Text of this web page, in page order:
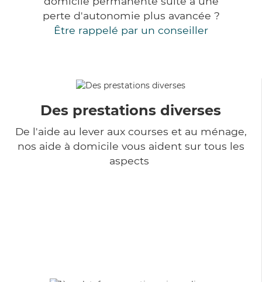
perte d'autonomie plus avancée ?
Être rappelé par un conseiller
Des prestations diverses
De l'aide au lever aux courses et au ménage,
nos aide à domicile vous aident sur tous les
aspects